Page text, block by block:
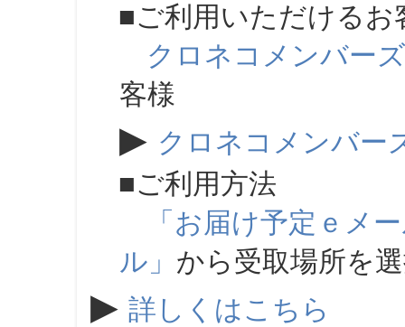
■ご利用いただけるお
クロネコメンバーズ
客様
▶ クロネコメンバー
■ご利用方法
「お届け予定ｅメ
ル」 から受取場所を
▶ 詳しくはこちら